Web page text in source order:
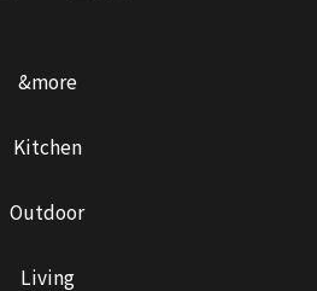
&more
Kitchen
Outdoor
Living